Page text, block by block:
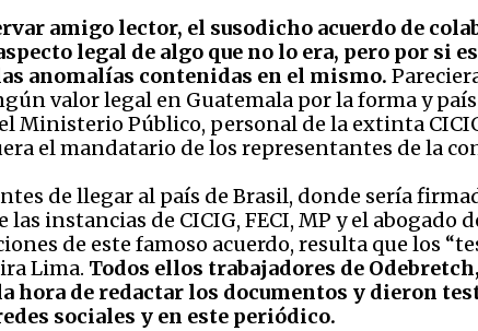
amigo lector, el susodicho acuerdo de
legal de algo que no lo era, pero por si
anomalías contenidas en el mismo.
valor legal en Guatemala por la forma y
Ministerio Público, personal de la extinta
el mandatario de los representantes de la
de llegar al país de Brasil, donde sería
las instancias de CICIG, FECI, MP y el
de este famoso acuerdo, resulta que los
Lima. Todos ellos trabajadores de
hora de redactar los documentos y dieron
sociales y en este periódico.